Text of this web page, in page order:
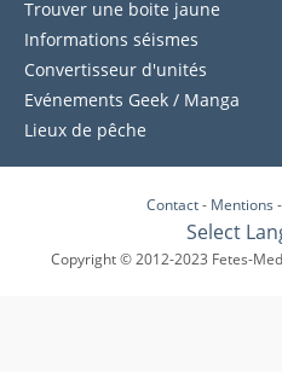
Trouver une boite jaune
Informations séismes
Convertisseur d'unités
Evénements Geek / Manga
Lieux de pêche
Contact- Mentions
Select
Copyright © 2012-2023 Fetes-